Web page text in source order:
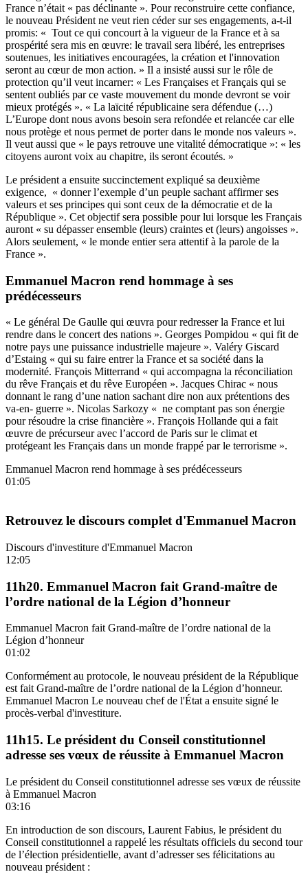
France n’était « pas déclinante ». Pour reconstruire cette confiance,
le nouveau Président ne veut rien céder sur ses engagements, a-t-il
promis: « Tout ce qui concourt à la vigueur de la France et à sa
prospérité sera mis en œuvre: le travail sera libéré, les entreprises
soutenues, les initiatives encouragées, la création et l'innovation
seront au cœur de mon action. » Il a insisté aussi sur le rôle de
protection qu’il veut incarner: « Les Françaises et Français qui se
sentent oubliés par ce vaste mouvement du monde devront se voir
mieux protégés ». « La laïcité républicaine sera défendue (…)
L’Europe dont nous avons besoin sera refondée et relancée car elle
nous protège et nous permet de porter dans le monde nos valeurs ».
Il veut aussi que « le pays retrouve une vitalité démocratique »: « les
citoyens auront voix au chapitre, ils seront écoutés. »
Le président a ensuite succinctement expliqué sa deuxième
exigence, « donner l’exemple d’un peuple sachant affirmer ses
valeurs et ses principes qui sont ceux de la démocratie et de la
République ». Cet objectif sera possible pour lui lorsque les Français
auront « su dépasser ensemble (leurs) craintes et (leurs) angoisses ».
Alors seulement, « le monde entier sera attentif à la parole de la
France ».
Emmanuel Macron rend hommage à ses
prédécesseurs
« Le général De Gaulle qui œuvra pour redresser la France et lui
rendre dans le concert des nations ». Georges Pompidou « qui fit de
notre pays une puissance industrielle majeure ». Valéry Giscard
d’Estaing « qui su faire entrer la France et sa société dans la
modernité. François Mitterrand « qui accompagna la réconciliation
du rêve Français et du rêve Européen ». Jacques Chirac « nous
donnant le rang d’une nation sachant dire non aux prétentions des
va-en- guerre ». Nicolas Sarkozy « ne comptant pas son énergie
pour résoudre la crise financière ». François Hollande qui a fait
œuvre de précurseur avec l’accord de Paris sur le climat et
protégeant les Français dans un monde frappé par le terrorisme ».
Emmanuel Macron rend hommage à ses prédécesseurs
01:05
Retrouvez le discours complet d'Emmanuel Macron
Discours d'investiture d'Emmanuel Macron
12:05
11h20. Emmanuel Macron fait Grand-maître de
l’ordre national de la Légion d’honneur
Emmanuel Macron fait Grand-maître de l’ordre national de la
Légion d’honneur
01:02
Conformément au protocole, le nouveau président de la République
est fait Grand-maître de l’ordre national de la Légion d’honneur.
Emmanuel Macron Le nouveau chef de l'État a ensuite signé le
procès-verbal d'investiture.
11h15. Le président du Conseil constitutionnel
adresse ses vœux de réussite à Emmanuel Macron
Le président du Conseil constitutionnel adresse ses vœux de réussite
à Emmanuel Macron
03:16
En introduction de son discours, Laurent Fabius, le président du
Conseil constitutionnel a rappelé les résultats officiels du second tour
de l’élection présidentielle, avant d’adresser ses félicitations au
nouveau président :